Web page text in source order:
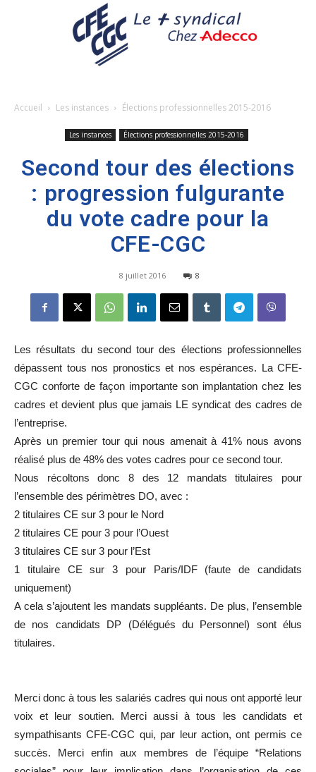
Accueil Les instances Élections professionnelles 2015-2016
Les instances Élections professionnelles 2015-2016
Second tour des élections
: progression fulgurante
du vote cadre pour la
CFE-CGC
8 juillet 2016 8
Les résultats du second tour des élections professionnelles
dépassent tous nos pronostics et nos espérances. La CFE-
CGC conforte de façon importante son implantation chez les
cadres et devient plus que jamais LE syndicat des cadres de
l’entreprise.
Après un premier tour qui nous amenait à 41% nous avons
réalisé plus de 48% des votes cadres pour ce second tour.
Nous récoltons donc 8 des 12 mandats titulaires pour
l’ensemble des périmètres DO, avec :
2 titulaires CE sur 3 pour le Nord
2 titulaires CE pour 3 pour l’Ouest
3 titulaires CE sur 3 pour l’Est
1 titulaire CE sur 3 pour Paris/IDF (faute de candidats
uniquement)
A cela s’ajoutent les mandats suppléants. De plus, l’ensemble
de nos candidats DP (Délégués du Personnel) sont élus
titulaires.
Merci donc à tous les salariés cadres qui nous ont apporté leur
voix et leur soutien. Merci aussi à tous les candidats et
sympathisants CFE-CGC qui, par leur action, ont permis ce
succès. Merci enfin aux membres de l’équipe “Relations